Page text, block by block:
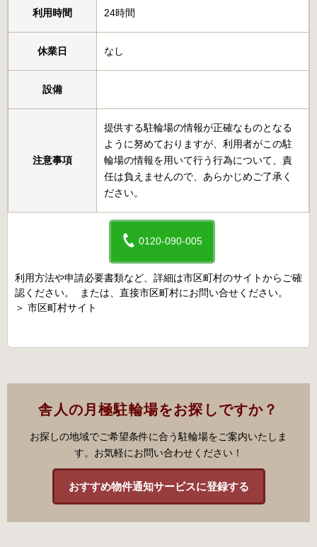
利用時間 24時間
休業日 なし
設備
注意事項
提供する駐輪場の情報が正確なものとなる
ように努めておりますが、利用者がこの駐
輪場の情報を用いて行う行為について、責
任は負えませんので、あらかじめご了承く
ださい。
0120-090-005
利用方法や申請必要書類など、詳細は市区町村のサイトからご確
認ください。 または、直接市区町村にお問い合せください。
＞ 市区町村サイト
舎人の月極駐輪場をお探しですか？
お探しの地域でご希望条件に合う駐輪場をご案内いたしま
す。お気軽にお問い合わせください！
おすすめ物件通知サービスに登録する